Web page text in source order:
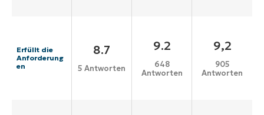
Erfüllt die
Anforderung
en
8.7
5 Antworten
9.2
648
Antworten
9,2
905
Antworten